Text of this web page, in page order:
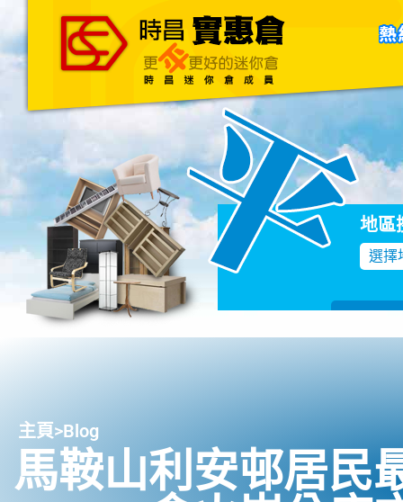
主頁 關於我們 聯絡我們
地區
選擇
主頁>Blog
馬鞍山利安邨居民